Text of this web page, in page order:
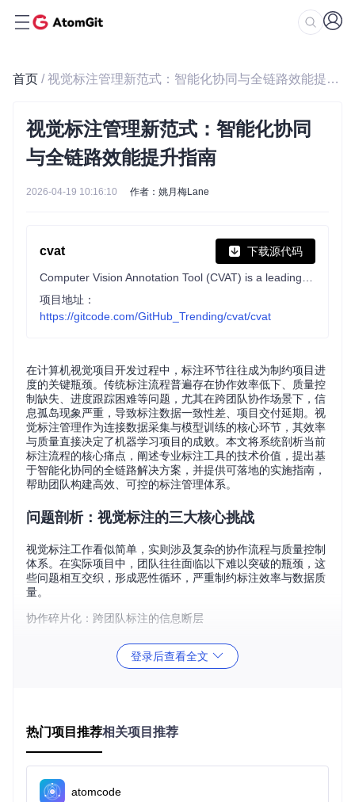
首页 / 视觉标注管理新范式：智能化协同与全链路效能提升指南
视觉标注管理新范式：智能化协同
与全链路效能提升指南
2026-04-19 10:16:10 作者：姚月梅Lane
cvat 下载源代码
项目地址：
https://gitcode.com/GitHub_Trending/cvat/cvat
在计算机视觉项目开发过程中，标注环节往往成为制约项目进
度的关键瓶颈。传统标注流程普遍存在协作效率低下、质量控
制缺失、进度跟踪困难等问题，尤其在跨团队协作场景下，信
息孤岛现象严重，导致标注数据一致性差、项目交付延期。视
觉标注管理作为连接数据采集与模型训练的核心环节，其效率
与质量直接决定了机器学习项目的成败。本文将系统剖析当前
标注流程的核心痛点，阐述专业标注工具的技术价值，提出基
于智能化协同的全链路解决方案，并提供可落地的实施指南，
帮助团队构建高效、可控的标注管理体系。
问题剖析：视觉标注的三大核心挑战
视觉标注工作看似简单，实则涉及复杂的协作流程与质量控制
体系。在实际项目中，团队往往面临以下难以突破的瓶颈，这
些问题相互交织，形成恶性循环，严重制约标注效率与数据质
量。
协作碎片化：跨团队标注的信息断层
传统标注流程中，标注任务分配依赖人工表格或简单工具，缺
乏统一的任务分发与状态跟踪机制。当项目涉及多个团队（如
标注团队、审核团队、算法团队）时，信息传递依赖邮件、即
追问才能明确修改方向。这种碎片化协作模式使得团队响应速
质量黑箱化：标注结果的不可控性
标注质量直接影响模型训练效果，但传统流程缺乏有效的质量
登录后查看全文
热门项目推荐相关项目推荐
atomcode